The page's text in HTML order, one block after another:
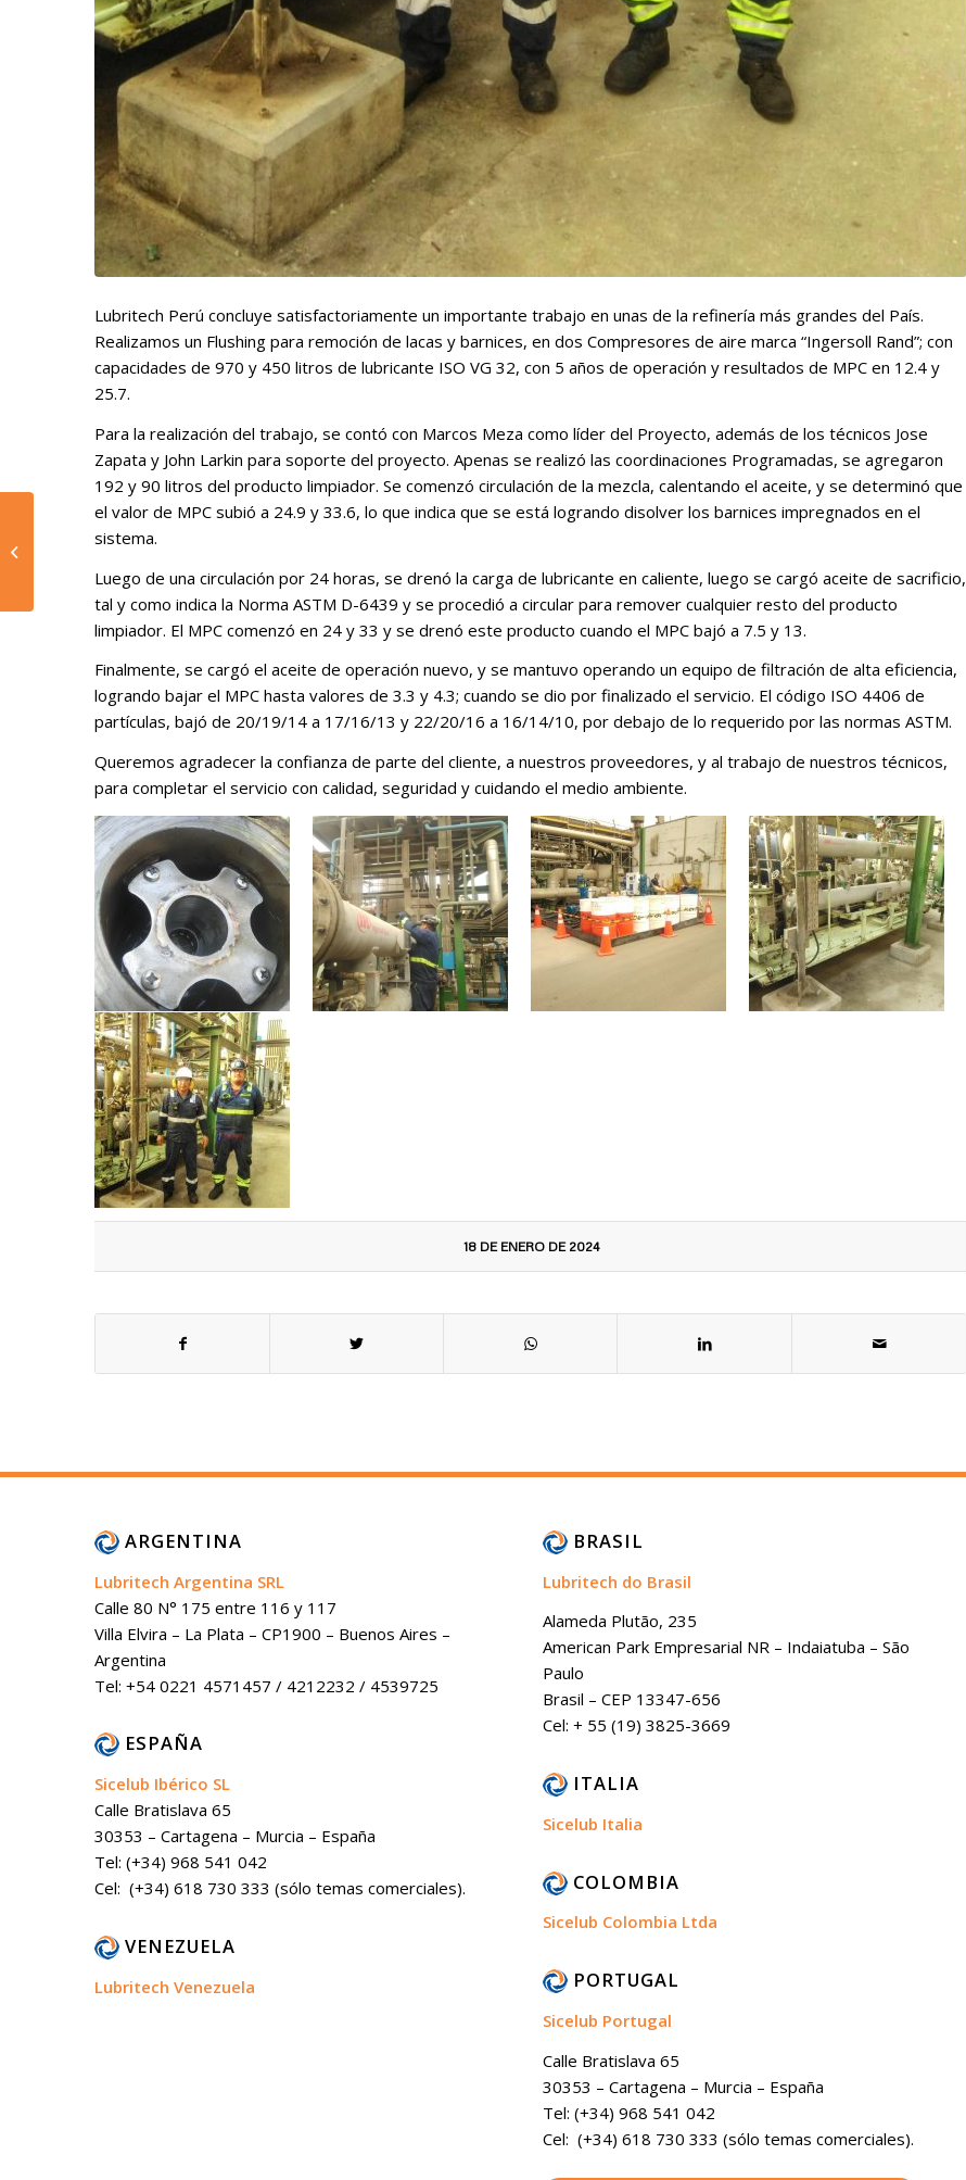
Lubritech Perú concluye satisfactoriamente un importante trabajo en unas de la refinería más grandes del País.
Realizamos un Flushing para remoción de lacas y barnices, en dos Compresores de aire marca “Ingersoll Rand”; con
capacidades de 970 y 450 litros de lubricante ISO VG 32, con 5 años de operación y resultados de MPC en 12.4 y
25.7.
Para la realización del trabajo, se contó con Marcos Meza como líder del Proyecto, además de los técnicos Jose
Zapata y John Larkin para soporte del proyecto. Apenas se realizó las coordinaciones Programadas, se agregaron
192 y 90 litros del producto limpiador. Se comenzó circulación de la mezcla, calentando el aceite, y se determinó que
el valor de MPC subió a 24.9 y 33.6, lo que indica que se está logrando disolver los barnices impregnados en el
sistema.
Luego de una circulación por 24 horas, se drenó la carga de lubricante en caliente, luego se cargó aceite de sacrificio,
tal y como indica la Norma ASTM D-6439 y se procedió a circular para remover cualquier resto del producto
limpiador. El MPC comenzó en 24 y 33 y se drenó este producto cuando el MPC bajó a 7.5 y 13.
Finalmente, se cargó el aceite de operación nuevo, y se mantuvo operando un equipo de filtración de alta eficiencia,
logrando bajar el MPC hasta valores de 3.3 y 4.3; cuando se dio por finalizado el servicio. El código ISO 4406 de
partículas, bajó de 20/19/14 a 17/16/13 y 22/20/16 a 16/14/10, por debajo de lo requerido por las normas ASTM.
Queremos agradecer la confianza de parte del cliente, a nuestros proveedores, y al trabajo de nuestros técnicos,
para completar el servicio con calidad, seguridad y cuidando el medio ambiente.
18 DE ENERO DE 2024
ARGENTINA
Lubritech Argentina SRL
Calle 80 N° 175 entre 116 y 117
Villa Elvira – La Plata – CP1900 – Buenos Aires –
Argentina
Tel: +54 0221 4571457 / 4212232 / 4539725
ESPAÑA
Sicelub Ibérico SL
Calle Bratislava 65
30353 – Cartagena – Murcia – España
Tel: (+34) 968 541 042
Cel: (+34) 618 730 333 (sólo temas comerciales).
VENEZUELA
Lubritech Venezuela
BRASIL
Lubritech do Brasil
Alameda Plutão, 235
American Park Empresarial NR – Indaiatuba – São
Paulo
Brasil – CEP 13347-656
Cel: + 55 (19) 3825-3669
ITALIA
Sicelub Italia
COLOMBIA
Sicelub Colombia Ltda
PORTUGAL
Sicelub Portugal
Calle Bratislava 65
30353 – Cartagena – Murcia – España
Tel: (+34) 968 541 042
Cel: (+34) 618 730 333 (sólo temas comerciales).
Reunión Brasil